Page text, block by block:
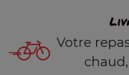
Votre